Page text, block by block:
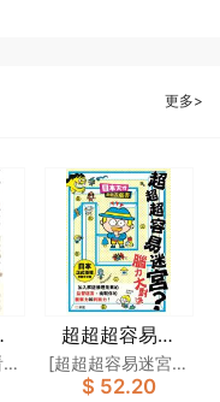
更多>
超超超容易迷
宮？腦力大對決
[日本天才動腦遊
[超超超容易迷宮？
腦力大對決]製作委
$ 52.20